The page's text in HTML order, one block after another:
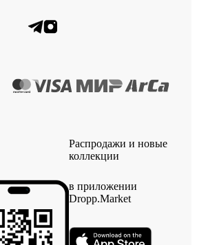
Распродажи и новые
коллекции
в приложении
Dropp.Market